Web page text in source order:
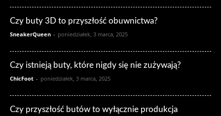
Czy buty 3D to przyszłość obuwnictwa?
SneakerQueen - poniedziałek, 3 marca, 2025
Czy istnieją buty, które nigdy się nie zużywają?
ChicFoot - poniedziałek, 3 marca, 2025
Czy przyszłość butów to wyłącznie produkcja